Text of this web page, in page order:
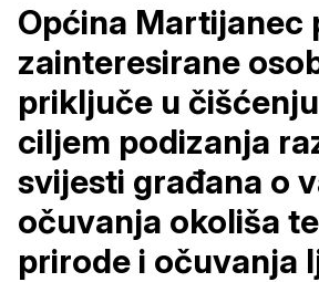
Općina Martijanec
zainteresirane
priključe u
ciljem podizanja
svijesti građana o
očuvanja okoliša
prirode i očuvanja